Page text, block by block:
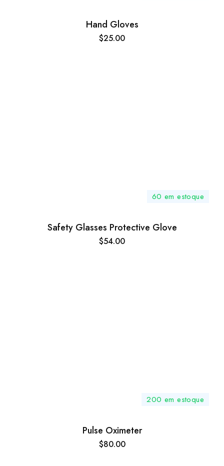
Hand Gloves
$25.00
60 em estoque
Safety Glasses Protective Glove
$54.00
200 em estoque
Pulse Oximeter
$80.00